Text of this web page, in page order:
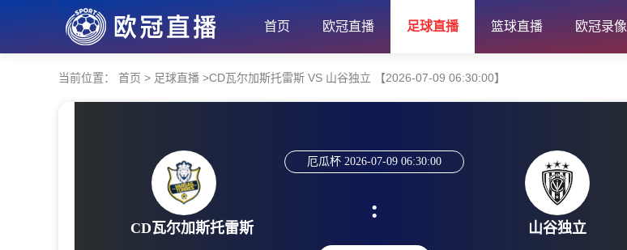
首页 欧冠直播 足球直播 篮球直播 欧冠录像
当前位置： 首页 > 足球直播 >CD瓦尔加斯托雷斯 VS 山谷独立 【2026-07-09 06:30:00】
CD瓦尔加斯托雷斯
厄瓜杯 2026-07-09 06:30:00
:
山谷独立